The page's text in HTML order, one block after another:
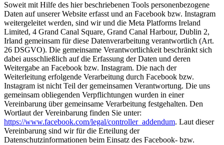
Soweit mit Hilfe des hier beschriebenen Tools personenbezogene
Daten auf unserer Website erfasst und an Facebook bzw. Instagram
weitergeleitet werden, sind wir und die Meta Platforms Ireland
Limited, 4 Grand Canal Square, Grand Canal Harbour, Dublin 2,
Irland gemeinsam für diese Datenverarbeitung verantwortlich (Art.
26 DSGVO). Die gemeinsame Verantwortlichkeit beschränkt sich
dabei ausschließlich auf die Erfassung der Daten und deren
Weitergabe an Facebook bzw. Instagram. Die nach der
Weiterleitung erfolgende Verarbeitung durch Facebook bzw.
Instagram ist nicht Teil der gemeinsamen Verantwortung. Die uns
gemeinsam obliegenden Verpflichtungen wurden in einer
Vereinbarung über gemeinsame Verarbeitung festgehalten. Den
Wortlaut der Vereinbarung finden Sie unter:
https://www.facebook.com/legal/controller_addendum. Laut dieser
Vereinbarung sind wir für die Erteilung der
Datenschutzinformationen beim Einsatz des Facebook- bzw.